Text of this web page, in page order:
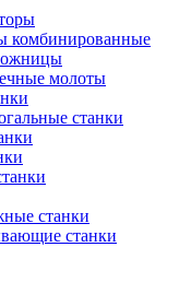
комбинированные
молоты
станки
станки
станки